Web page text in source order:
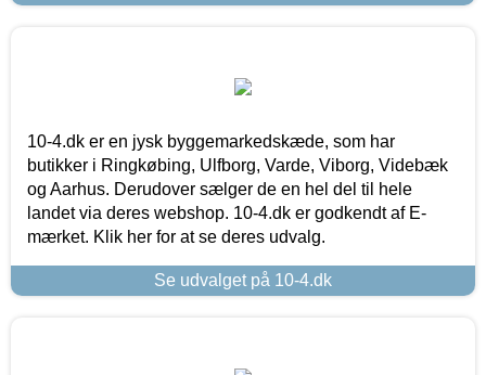
10-4.dk er en jysk byggemarkedskæde, som har
butikker i Ringkøbing, Ulfborg, Varde, Viborg, Videbæk
og Aarhus. Derudover sælger de en hel del til hele
landet via deres webshop. 10-4.dk er godkendt af E-
mærket. Klik her for at se deres udvalg.
Se udvalget på 10-4.dk